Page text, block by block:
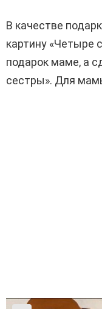
р
В качестве
картину «Четыре
подарок маме, а
сестры». Для